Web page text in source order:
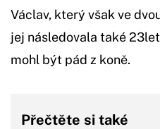
Václav, který však ve
jej následovala také
mohl být pád z koně.
Přečtěte si také